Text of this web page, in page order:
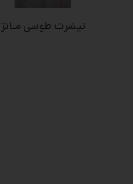
تیشرت طوسی ملانژ